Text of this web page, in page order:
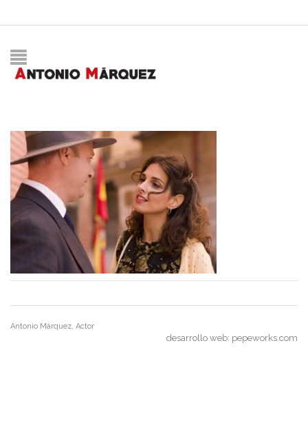
Antonio Márquez, Actor
desarrollo web: pepeworks.com